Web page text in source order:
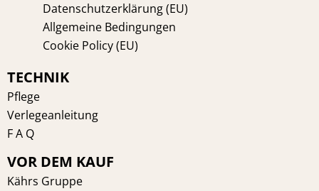
Datenschutzerklärung (EU)
Allgemeine Bedingungen
Cookie Policy (EU)
TECHNIK
Pflege
Verlegeanleitung
F A Q
VOR DEM KAUF
Kährs Gruppe